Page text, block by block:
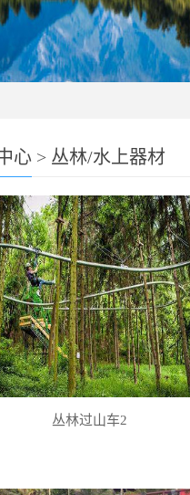
心 > 丛林/水上器材
丛林过山车2